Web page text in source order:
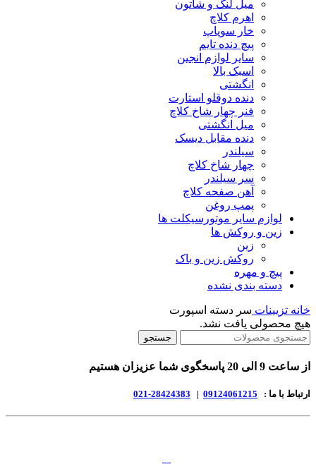
میل لنگ و شاتون
اهرم کلاچ
خار سوپاپ
پیچ دنده تایم
سایر لوازم انجین
اسبک بالا
انگشتی
دنده دوقلو استارت
فنر چهار شاخ کلاچ
میل انگشتی
دنده مقابل دیسک
سیلندر
چهار شاخ کلاچ
سر سیلندر
آهن صفحه کلاچ
پمپ روغن
لوازم سایر موتورسیکلت ها
زین و روکش ها
زین
روکش زین و باک
پیچ و مهره
دسته بندی نشده
خانه تزیینات سر دسته اسپورت
هیچ محصولی یافت نشد.
جستجو
از ساعت 9 الی 20 پاسخگوی شما عزیزان هستیم
ارتباط با ما : 09124061215
|
28424383-021